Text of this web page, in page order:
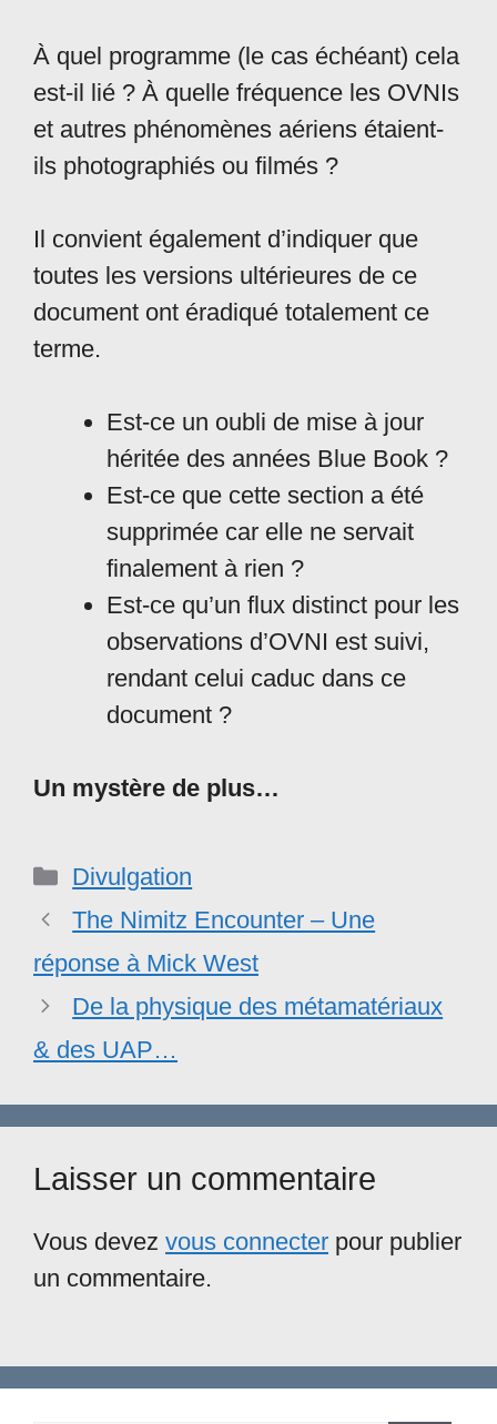
À quel programme (le cas échéant) cela
est-il lié ? À quelle fréquence les OVNIs
et autres phénomènes aériens étaient-
ils photographiés ou filmés ?
Il convient également d’indiquer que
toutes les versions ultérieures de ce
document ont éradiqué totalement ce
terme.
Est-ce un oubli de mise à jour
héritée des années Blue Book ?
Est-ce que cette section a été
supprimée car elle ne servait
finalement à rien ?
Est-ce qu’un flux distinct pour les
observations d’OVNI est suivi,
rendant celui caduc dans ce
document ?
Un mystère de plus…
Catégories
Divulgation
The Nimitz Encounter – Une
réponse à Mick West
De la physique des métamatériaux
& des UAP…
Laisser un commentaire
Vous devez vous connecter pour publier
un commentaire.